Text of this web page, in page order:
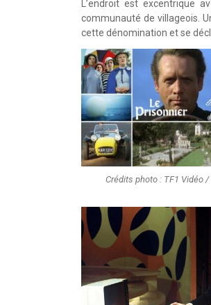
L’endroit est excentrique
communauté de villageois.
cette dénomination et se
Crédits photo : TF1 Vidéo